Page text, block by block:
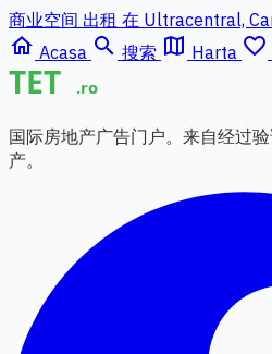
商业空间 出租 在 Ultracentral,
home Acasa search 搜索 map Harta favorite_border
国际房地产广告门户。来自经过
产。